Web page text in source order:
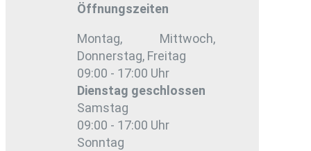
Öffnungszeiten
Montag, Mittwoch,
Donnerstag, Freitag
09:00 - 17:00 Uhr
Dienstag geschlossen
Samstag
09:00 - 17:00 Uhr
Sonntag